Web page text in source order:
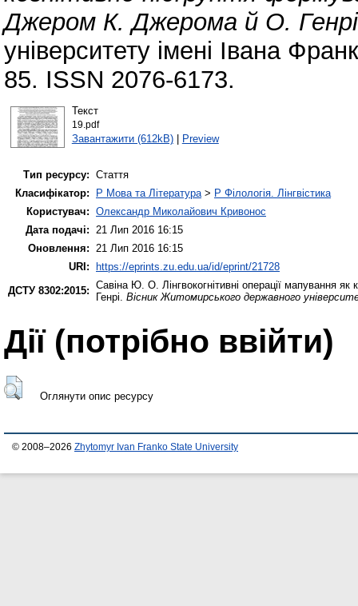
Джером К. Джерома й О.
університету імені Івана
85. ISSN 2076-6173.
Текст
19.pdf
Завантажити (612kB)| Preview
Тип ресурсу: Стаття
Класифікатор:
P Мова та Література> P Філологія. Лінгвістика
Користувач: Олександр Миколайович Кривонос
Дата подачі: 21 Лип 2016 16:15
Оновлення: 21 Лип 2016 16:15
URI:
https://eprints.zu.edu.ua/id/eprint/21728
ДСТУ 8302:2015: Савіна Ю. О. Лінгвокогнітивні операції мапування
Генрі. Вісник Житомирського державного
Дії ​​(потрібно ввійти)
Оглянути опис ресурсу
© 2008–2026 Zhytomyr Ivan Franko State University